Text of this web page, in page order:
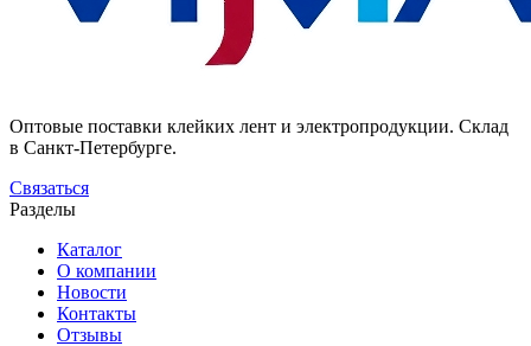
Оптовые поставки клейких лент и электропродукции. Склад
в Санкт-Петербурге.
Связаться
Разделы
Каталог
О компании
Новости
Контакты
Отзывы